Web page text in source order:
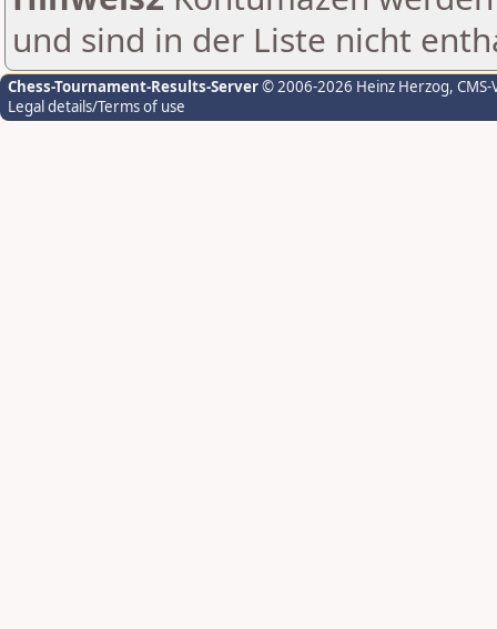
und sind in der Liste nicht
Chess-Tournament-Results-Server© 2006-2026 Heinz Herzog,
Legal details/Terms of use